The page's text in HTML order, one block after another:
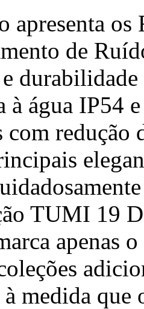
apresenta
de
à água IP54
com
TUMI 19
apenas
medida que